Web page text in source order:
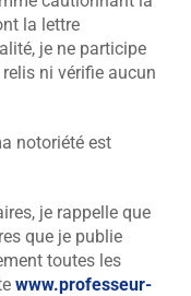
la lettre
je ne participe
ni vérifie aucun
notoriété est
je rappelle que
que je publie
toutes les
www.professeur-